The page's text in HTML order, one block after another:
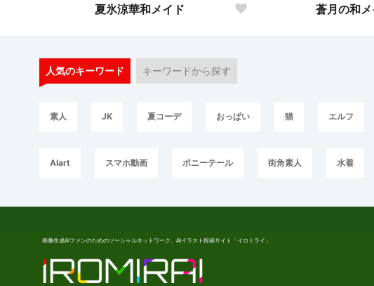
夏氷涼華和メイド 蒼月の和メ
人気のキーワード キーワードから探す
素人 JK 夏コーデ おっぱい 猫 エルフ
AIart スマホ動画 ポニーテール 街角素人 水着
画像生成AIファンのためのソーシャルネットワーク、AIイラスト投稿サイト「イロミライ」